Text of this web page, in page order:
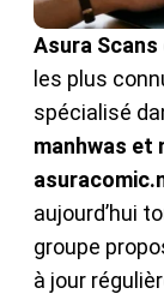
Asura Scans
les plus
spécialisé
manhwas et
aujourd’hui
groupe
à jour